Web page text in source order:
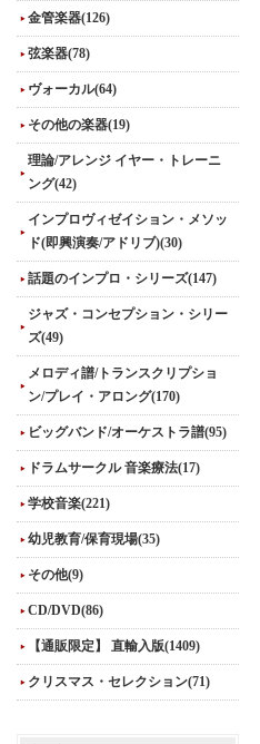
金管楽器(126)
弦楽器(78)
ヴォーカル(64)
その他の楽器(19)
理論/アレンジ イヤー・トレーニ
ング(42)
インプロヴィゼイション・メソッ
ド(即興演奏/アドリブ)(30)
話題のインプロ・シリーズ(147)
ジャズ・コンセプション・シリー
ズ(49)
メロディ譜/トランスクリプショ
ン/プレイ・アロング(170)
ビッグバンド/オーケストラ譜(95)
ドラムサークル 音楽療法(17)
学校音楽(221)
幼児教育/保育現場(35)
その他(9)
CD/DVD(86)
【通販限定】 直輸入版(1409)
クリスマス・セレクション(71)